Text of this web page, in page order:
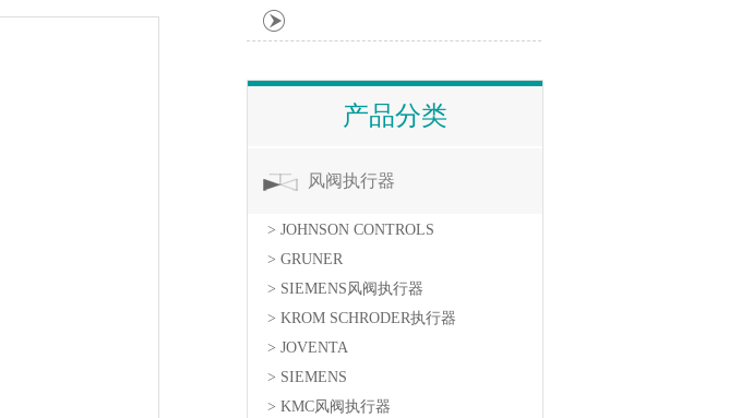
产品分类
风阀执行器
> JOHNSON CONTROLS
> GRUNER
> SIEMENS风阀执行器
> KROM SCHRODER执行器
> JOVENTA
> SIEMENS
> KMC风阀执行器